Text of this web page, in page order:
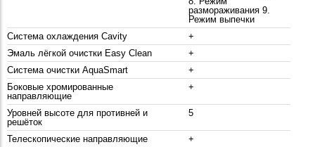
размораживания 9.
Режим выпечки
Система охлаждения Cavity
+
Эмаль лёгкой очистки Easy Clean
+
Система очистки AquaSmart
+
Боковые хромированные
направляющие
+
Уровней высоте для противней и
решёток
5
Телескопические направляющие +